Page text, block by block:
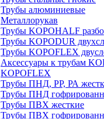
Трубы алюминиевые
Металлорукав
Трубы KOPOHALF
Трубы KOPODUR
Трубы KOPOFLEX
Аксессуары к трубам
KOPOFLEX
Трубы ПНД, РР, РА
Трубы ПНД
Трубы ПВХ жесткие
Трубы ПВХ